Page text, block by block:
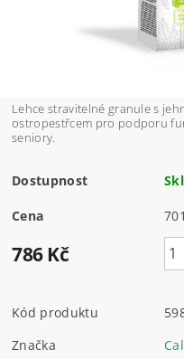
Lehce stravitelné granule s
ostropestřcem pro podporu
seniory.
Dostupnost
Cena
786 Kč
Kód produktu
Značka